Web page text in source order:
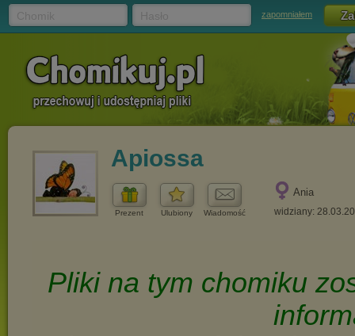
zapomniałem
Apiossa
Prezent Ulubiony Wiadomość
Ania
widziany: